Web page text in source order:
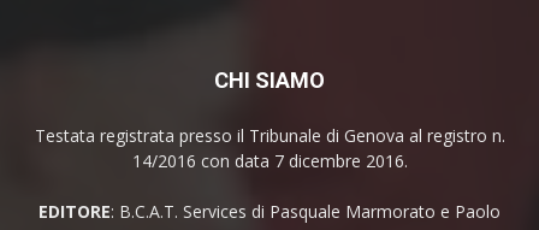
CHI SIAMO
Testata registrata presso il Tribunale di Genova al registro n.
14/2016 con data 7 dicembre 2016.
EDITORE: B.C.A.T. Services di Pasquale Marmorato e Paolo